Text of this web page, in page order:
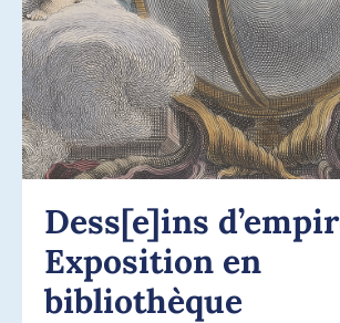
Dess[e]ins
Exposition en
bibliothèque